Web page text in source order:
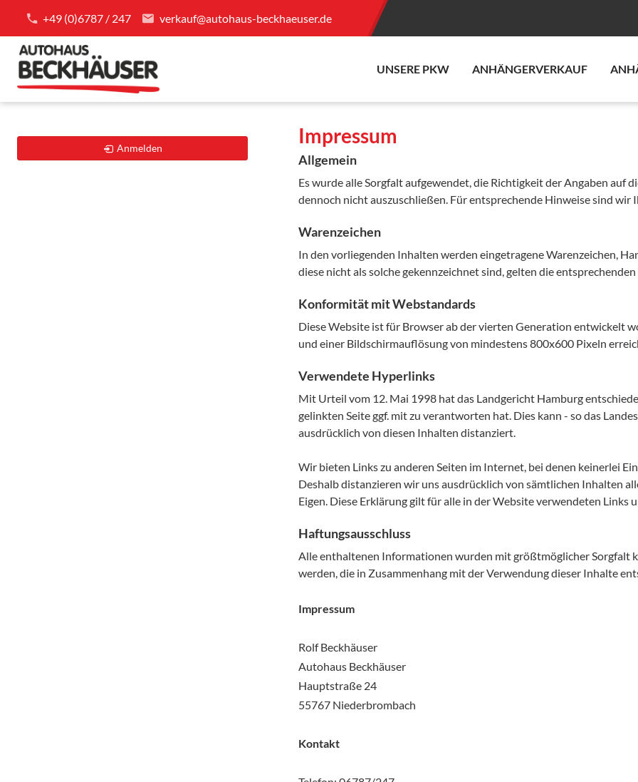
+49 (0)6787 / 247 verkauf@autohaus-beckhaeuser.de
UNSERE PKW ANHÄNGERVERKAUF
Impressum
Allgemein
Es wurde alle Sorgfalt aufgewendet, die Richtigkeit der Angaben auf
dennoch nicht auszuschließen. Für entsprechende Hinweise sind wir
Warenzeichen
In den vorliegenden Inhalten werden eingetragene Warenzeichen,
diese nicht als solche gekennzeichnet sind, gelten die
Konformität mit Webstandards
Diese Website ist für Browser ab der vierten Generation entwickelt
und einer Bildschirmauflösung von mindestens 800x600 Pixeln
Verwendete Hyperlinks
Mit Urteil vom 12. Mai 1998 hat das Landgericht Hamburg
gelinkten Seite ggf. mit zu verantworten hat. Dies kann - so das
ausdrücklich von diesen Inhalten distanziert.
Wir bieten Links zu anderen Seiten im Internet, bei denen keinerlei
Deshalb distanzieren wir uns ausdrücklich von sämtlichen Inhalten
Eigen. Diese Erklärung gilt für alle in der Website verwendeten Links
Haftungsausschluss
Alle enthaltenen Informationen wurden mit größtmöglicher Sorgfalt
werden, die in Zusammenhang mit der Verwendung dieser Inhalte
Impressum
Rolf Beckhäuser
Autohaus Beckhäuser
Hauptstraße 24
55767 Niederbrombach
Kontakt
Anmelden